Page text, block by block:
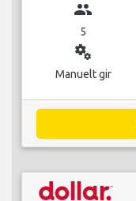
group
5
miscellaneous_services
Manuelt gir